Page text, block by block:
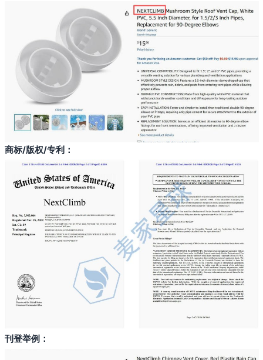
商标/版权/专利：
刊登举例：